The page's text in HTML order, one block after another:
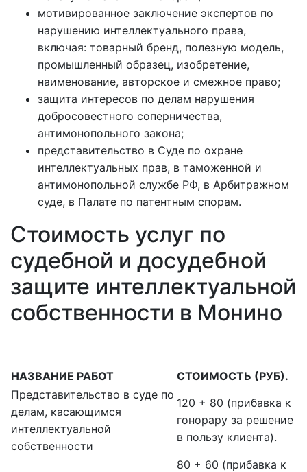
мотивированное заключение экспертов по
нарушению интеллектуального права,
включая: товарный бренд, полезную модель,
промышленный образец, изобретение,
наименование, авторское и смежное право;
защита интересов по делам нарушения
добросовестного соперничества,
антимонопольного закона;
представительство в Суде по охране
интеллектуальных прав, в таможенной и
антимонопольной службе РФ, в Арбитражном
суде, в Палате по патентным спорам.
Стоимость услуг по
судебной и досудебной
защите интеллектуальной
собственности в Монино
НАЗВАНИЕ РАБОТ
СТОИМОСТЬ (РУБ).
Представительство в суде по
делам, касающимся
интеллектуальной
собственности
120 + 80 (прибавка к
гонорару за решение
в пользу клиента).
80 + 60 (прибавка к